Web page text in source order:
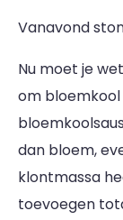
Vanavond
Nu moet je
om
dan bloem,
klontmassa
toevoegen